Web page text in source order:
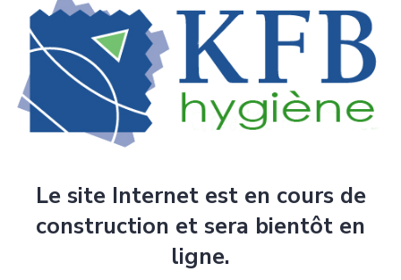
Le site Internet est en cours de
construction et sera bientôt en
ligne.